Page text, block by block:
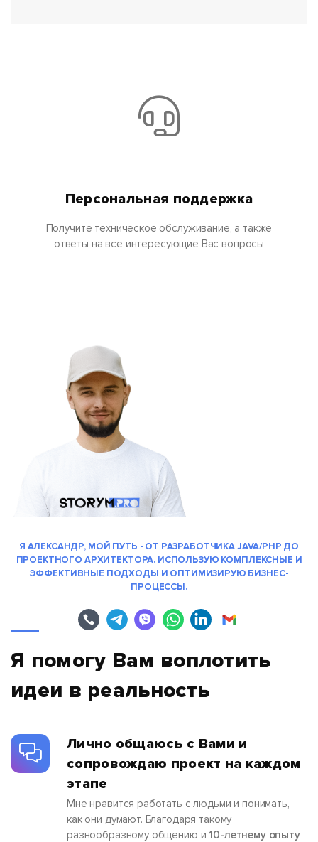
Персональная поддержка
Получите техническое обслуживание, а также
ответы на все интересующие Вас вопросы
Я помогу Вам воплотить
идеи в реальность
Лично общаюсь с Вами и
сопровождаю проект на каждом
этапе
Мне нравится работать с людьми и понимать,
как они думают. Благодаря такому
разнообразному общению и10-летнему опыту
Я АЛЕКСАНДР, МОЙ ПУТЬ - ОТ РАЗРАБОТЧИКА JAVA/PHP ДО
ПРОЕКТНОГО АРХИТЕКТОРА. ИСПОЛЬЗУЮ КОМПЛЕКСНЫЕ И
ЭФФЕКТИВНЫЕ ПОДХОДЫ И ОПТИМИЗИРУЮ БИЗНЕС-
ПРОЦЕССЫ.